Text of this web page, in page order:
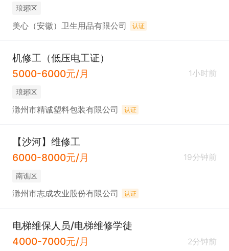
琅琊区
美心（安徽）卫生用品有限公司 认证
机修工（低压电工证）
5000-6000元/月
1小时前
琅琊区
滁州市精诚塑料包装有限公司 认证
【沙河】维修工
6000-8000元/月
19分钟前
南谯区
滁州市志成农业股份有限公司 认证
电梯维保人员/电梯维修学徒
4000-7000元/月
2分钟前